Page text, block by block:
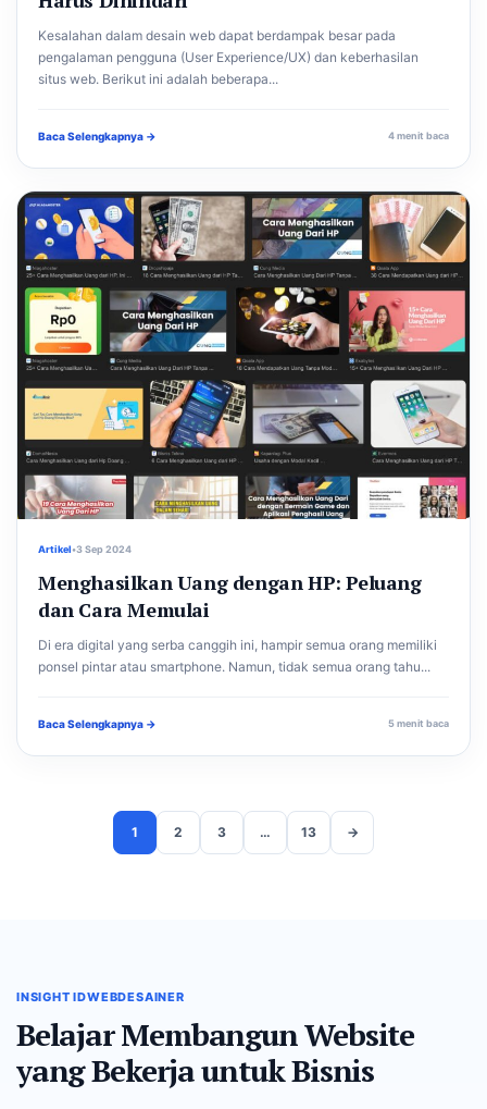
Kesalahan dalam desain web dapat berdampak besar pada
pengalaman pengguna (User Experience/UX) dan keberhasilan
situs web. Berikut ini adalah beberapa...
Baca Selengkapnya → 4 menit baca
Artikel•3 Sep 2024
Menghasilkan Uang dengan HP: Peluang
dan Cara Memulai
Di era digital yang serba canggih ini, hampir semua orang memiliki
ponsel pintar atau smartphone. Namun, tidak semua orang tahu...
Baca Selengkapnya → 5 menit baca
1 2 3 … 13 →
INSIGHT IDWEBDESAINER
Belajar Membangun Website
yang Bekerja untuk Bisnis